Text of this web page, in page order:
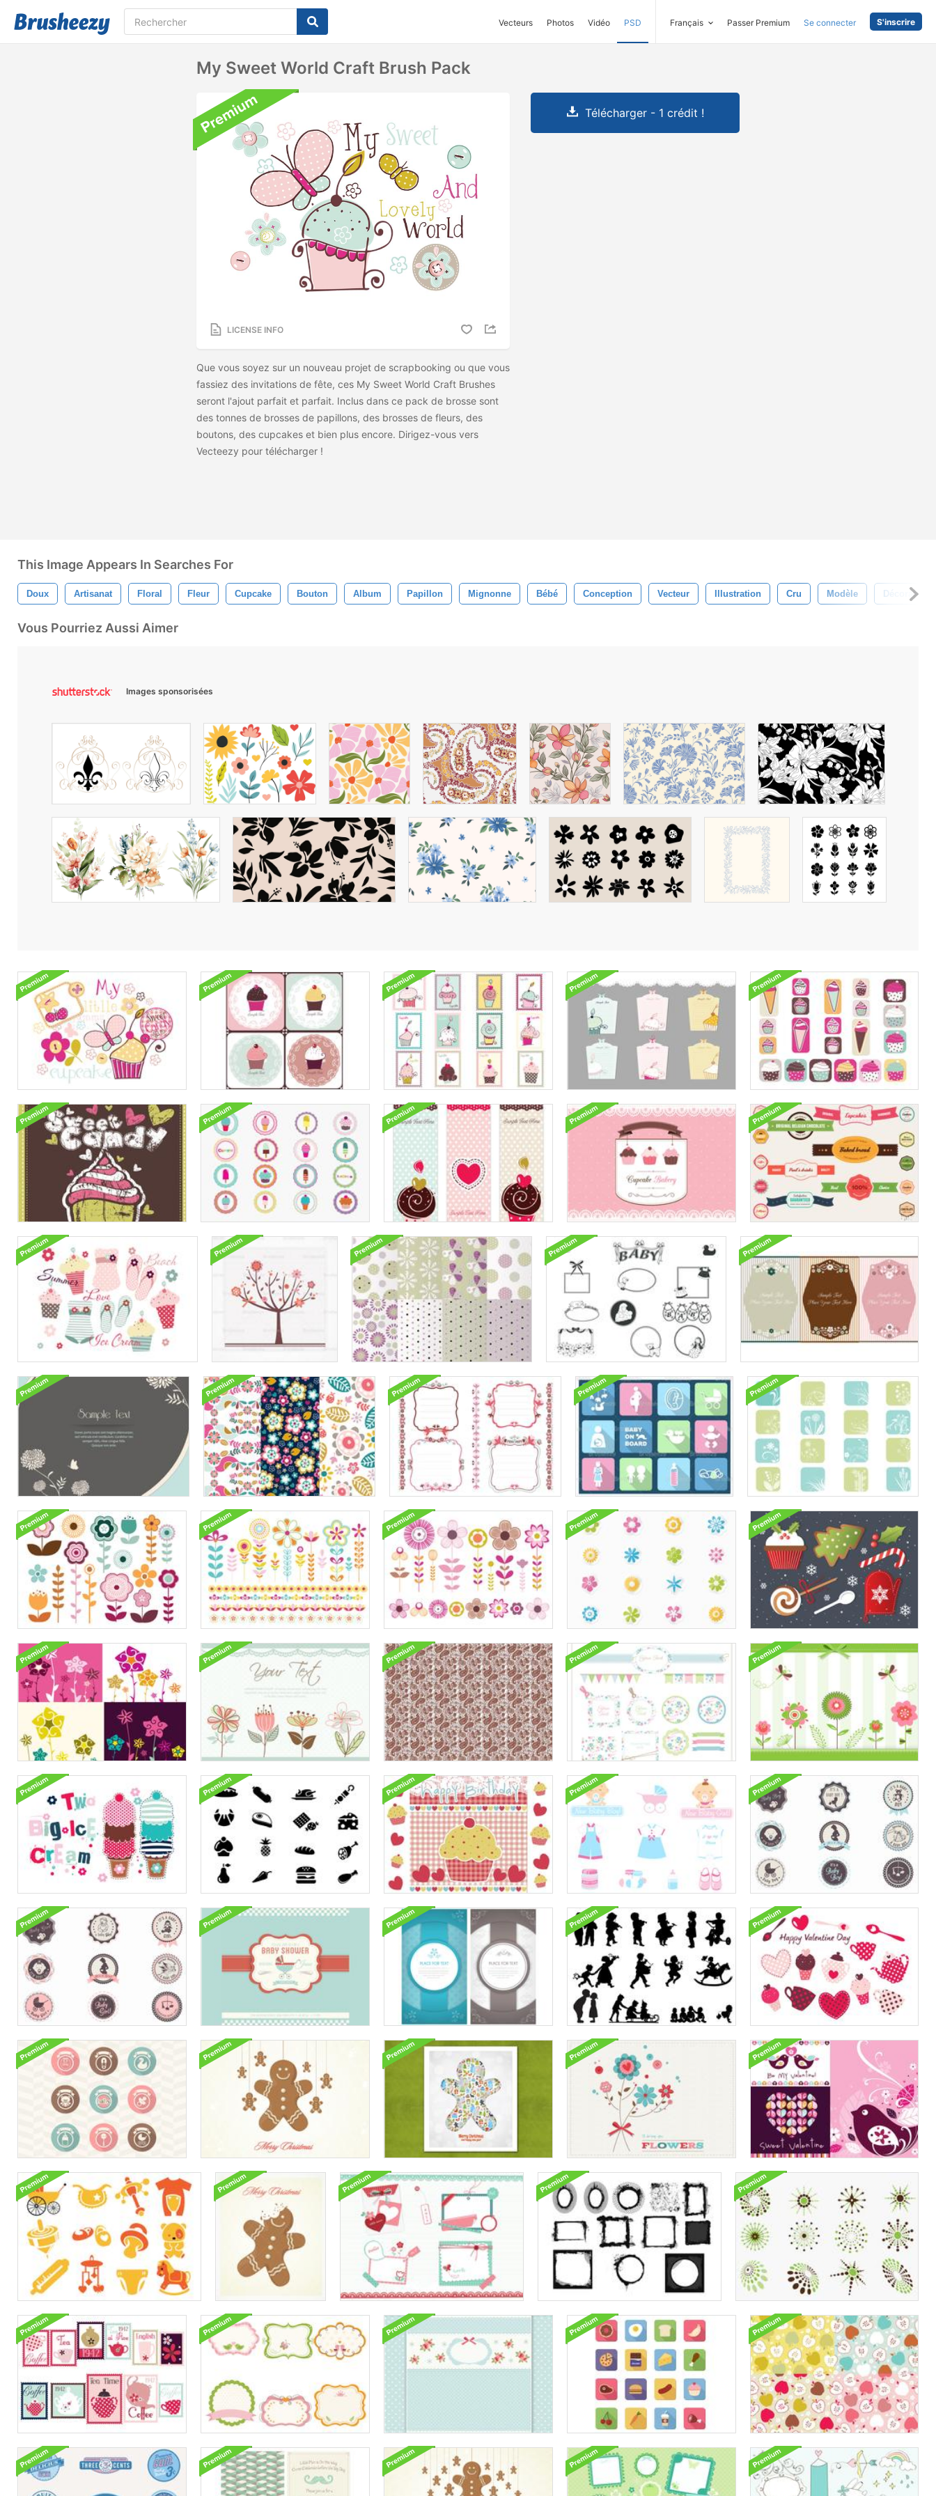
Vecteurs Photos Vidéo PSD Français Passer Premium Se connecter S'inscrire
My Sweet World Craft Brush Pack
LICENSE INFO
Que vous soyez sur un nouveau projet de scrapbooking ou que vous
fassiez des invitations de fête, ces My Sweet World Craft Brushes
seront l'ajout parfait et parfait. Inclus dans ce pack de brosse sont
des tonnes de brosses de papillons, des brosses de fleurs, des
boutons, des cupcakes et bien plus encore. Dirigez-vous vers
Vecteezy pour télécharger !
Télécharger - 1 crédit !
This Image Appears In Searches For
Doux Artisanat Floral Fleur Cupcake Bouton Album Papillon Mignonne Bébé Conception Vecteur Illustration Cru Modèle Décoratif
Vous Pourriez Aussi Aimer
Images sponsorisées